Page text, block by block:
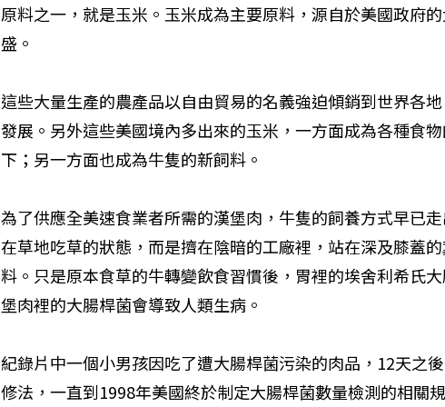
原料之一，就是玉米。玉米成為主要原料，源自於美國政府
盛。
這些大量生產的農產品以自由貿易的名義強迫傾銷到世界各
發展。另外這些美國境內多出來的玉米，一方面成為各種食
下；另一方面也成為牛隻的新飼料。
為了供應全美速食業者所需的漢堡肉，牛隻的飼養方式早已
在草地吃草的狀態，而是擠在陰暗的工廠裡，站在深及膝蓋
料。只是原本食草的牛轉變飲食習慣後，胃裡的埃舍利希氏
堡肉裡的大腸桿菌會導致人類生病。
紀錄片中一個小男孩因吃了遭大腸桿菌污染的肉品，12天之
修法，一直到1998年美國終於制定大腸桿菌數量檢測的相關